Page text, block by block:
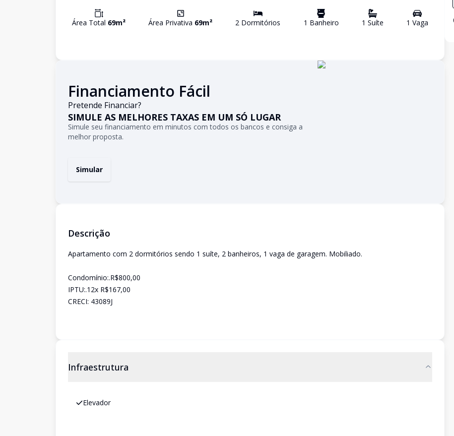
Área Total 69m² Área Privativa 69m² 2 Dormitórios 1 Banheiro 1 Suíte 1 Vaga
Financiamento Fácil
Pretende Financiar?
SIMULE AS MELHORES TAXAS EM UM SÓ LUGAR
Simule seu financiamento em minutos com todos os bancos e consiga a
melhor proposta.
Simular
Descrição
Apartamento com 2 dormitórios sendo 1 suíte, 2 banheiros, 1 vaga de garagem. Mobiliado.
Condomínio:.R$800,00
IPTU:.12x R$167,00
CRECI: 43089J
Infraestrutura
Elevador